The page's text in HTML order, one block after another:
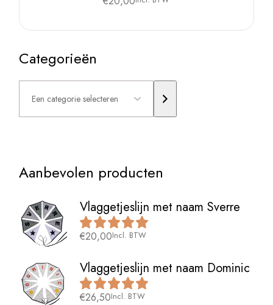
Categorieën
Een
categorie
selecteren
Aanbevolen producten
Vlaggetjeslijn met naam Sverre
€20,00Incl. BTW
Vlaggetjeslijn met naam Dominic
€26,50Incl. BTW